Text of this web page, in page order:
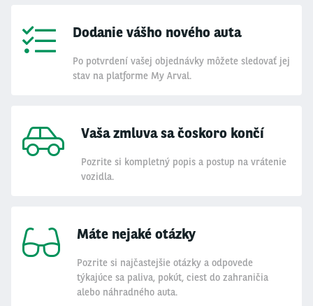
Dodanie vášho nového auta
Po potvrdení vašej objednávky môžete sledovať jej
stav na platforme My Arval.
Vaša zmluva sa čoskoro končí
Pozrite si kompletný popis a postup na vrátenie
vozidla.
Máte nejaké otázky
Pozrite si najčastejšie otázky a odpovede
týkajúce sa paliva, pokút, ciest do zahraničia
alebo náhradného auta.